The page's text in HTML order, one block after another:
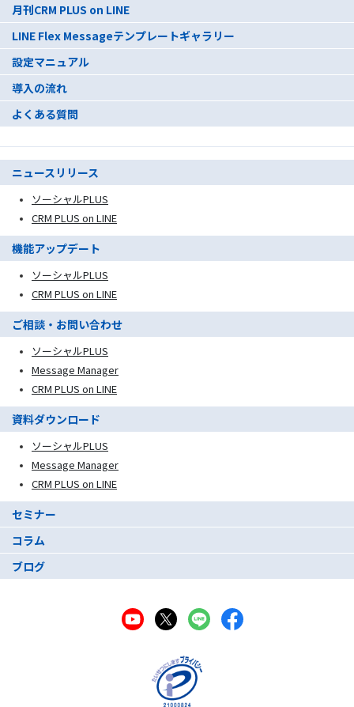
月刊CRM PLUS on LINE
LINE Flex Messageテンプレートギャラリー
設定マニュアル
導入の流れ
よくある質問
ニュースリリース
ソーシャルPLUS
CRM PLUS on LINE
機能アップデート
ソーシャルPLUS
CRM PLUS on LINE
ご相談・お問い合わせ
ソーシャルPLUS
Message Manager
CRM PLUS on LINE
資料ダウンロード
ソーシャルPLUS
Message Manager
CRM PLUS on LINE
セミナー
コラム
ブログ